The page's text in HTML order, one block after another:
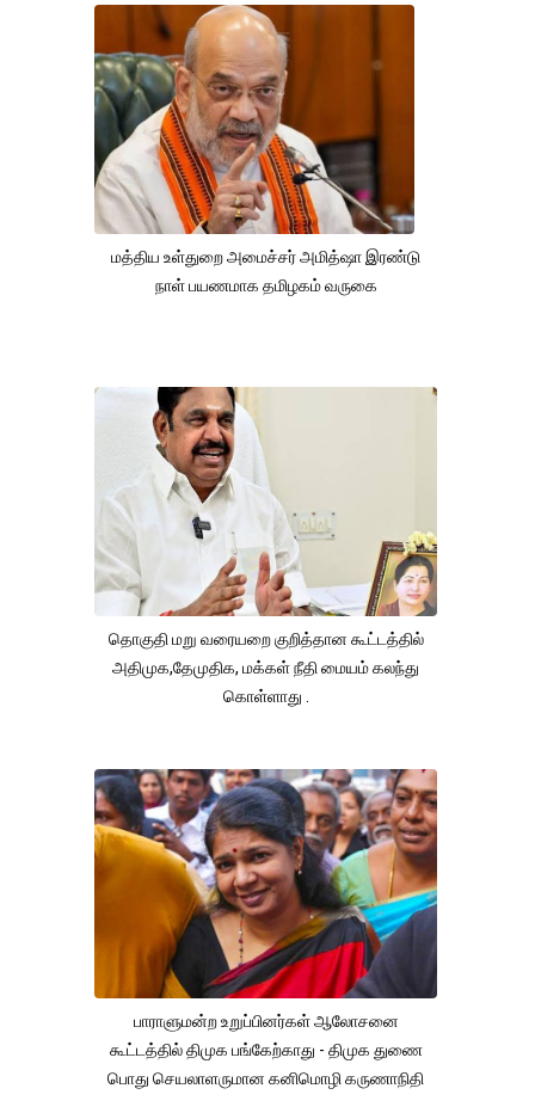
மத்திய உள்துறை அமைச்சர் அமித்ஷா இரண்டு
நாள் பயணமாக தமிழகம் வருகை
தொகுதி மறு வரையறை குறித்தான கூட்டத்தில்
அதிமுக,தேமுதிக, மக்கள் நீதி மையம் கலந்து
கொள்ளாது .
பாராளுமன்ற உறுப்பினர்கள் ஆலோசனை
கூட்டத்தில் திமுக பங்கேற்காது - திமுக துணை
பொது செயலாளருமான கனிமொழி கருணாநிதி